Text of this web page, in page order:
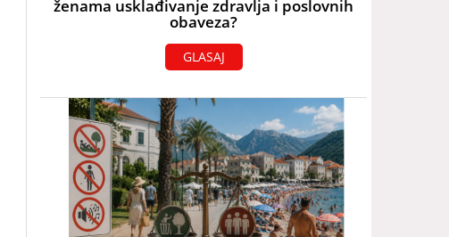
ženama usklađivanje zdravlja i poslovnih
obaveza?
GLASAJ